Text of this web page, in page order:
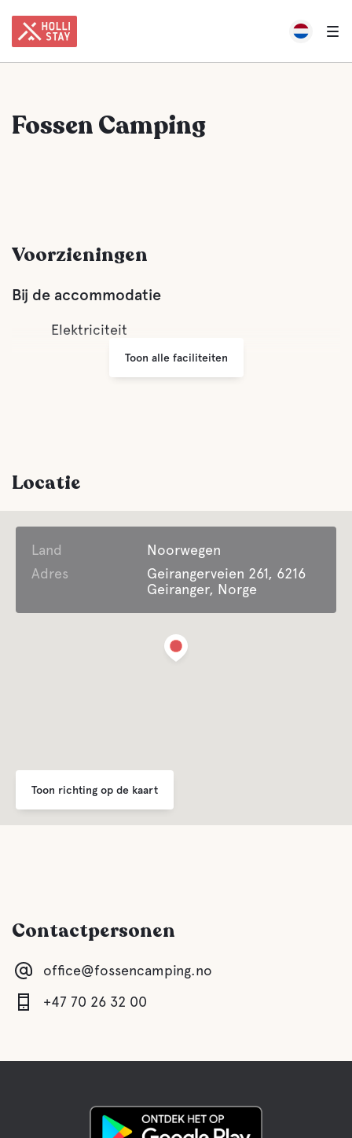
Fossen Camping
Voorzieningen
Bij de accommodatie
Elektriciteit
Toon alle faciliteiten
Locatie
Land
Noorwegen
Adres
Geirangerveien 261, 6216
Geiranger, Norge
Toon richting op de kaart
Contactpersonen
office@fossencamping.no
+47 70 26 32 00